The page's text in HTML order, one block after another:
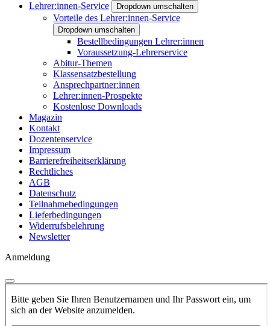
Lehrer:innen-Service
Dropdown umschalten
Vorteile des Lehrer:innen-Service
Dropdown umschalten
Bestellbedingungen Lehrer:innen
Voraussetzung-Lehrerservice
Abitur-Themen
Klassensatzbestellung
Ansprechpartner:innen
Lehrer:innen-Prospekte
Kostenlose Downloads
Magazin
Kontakt
Dozentenservice
Impressum
Barrierefreiheitserklärung
Rechtliches
AGB
Datenschutz
Teilnahmebedingungen
Lieferbedingungen
Widerrufsbelehrung
Newsletter
Anmeldung